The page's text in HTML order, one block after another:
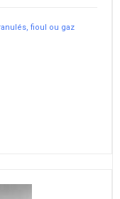
fioul ou gaz